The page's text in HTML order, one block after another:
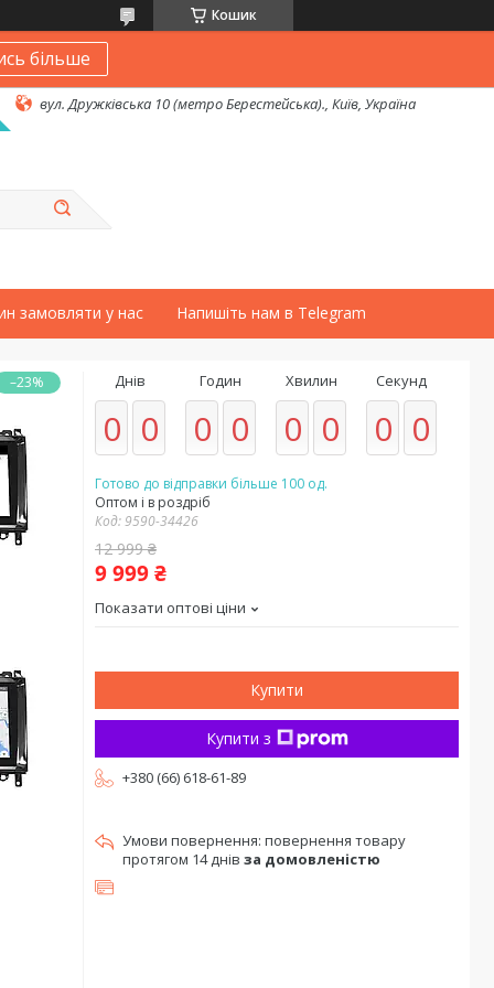
Кошик
більше
вул. Дружківська 10 (метро Берестейська)., Київ, Україна
замовляти у нас Напишіть нам в Telegram
–23% Днів
0 0
Годин
0 0
Хвилин
0 0
Секунд
0 0
Готово до відправки більше 100 од.
Оптом і в роздріб
Код:9590-34426
12 999 ₴
9 999 ₴
Показати оптові ціни
Купити
Купити з
+380 (66) 618-61-89
повернення товару
протягом 14 днів за домовленістю